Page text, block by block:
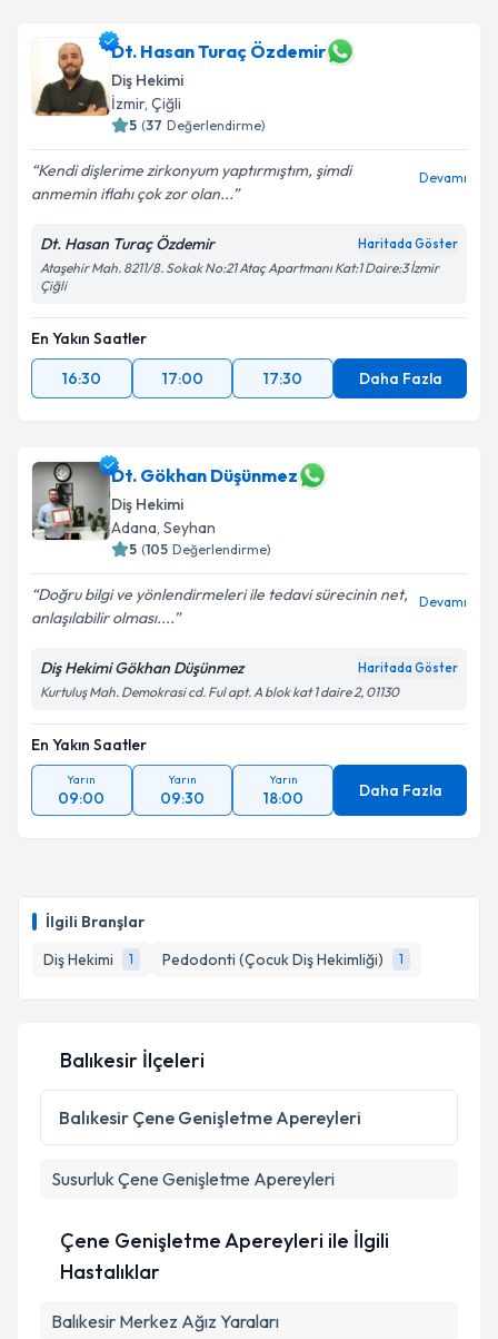
İlgili Branşlar
Diş Hekimi
1 Pedodonti (Çocuk Diş Hekimliği) 1
Dt. Hasan Turaç Özdemir
Diş Hekimi
İzmir, Çiğli
5 (37 Değerlendirme)
Kendi dişlerime zirkonyum yaptırmıştım, şimdi
anmemin iflahı çok zor olan...
Devamı
Dt. Hasan Turaç Özdemir Haritada Göster
Ataşehir Mah. 8211/8. Sokak No:21 Ataç Apartmanı Kat:1 Daire:3 İzmir
Çiğli
En Yakın Saatler
16:30
17:00 17:30 Daha Fazla
Dt. Gökhan Düşünmez
Diş Hekimi
Adana, Seyhan
5 (105 Değerlendirme)
Doğru bilgi ve yönlendirmeleri ile tedavi sürecinin net,
anlaşılabilir olması....
Devamı
Diş Hekimi Gökhan Düşünmez Haritada Göster
Kurtuluş Mah. Demokrasi cd. Ful apt. A blok kat 1 daire 2, 01130
En Yakın Saatler
Yarın
09:00
Yarın
09:30
Yarın
18:00 Daha Fazla
Balıkesir İlçeleri
Balıkesir Çene Genişletme Apereyleri
Susurluk Çene Genişletme Apereyleri
Çene Genişletme Apereyleri ile İlgili
Hastalıklar
Balıkesir Merkez Ağız Yaraları